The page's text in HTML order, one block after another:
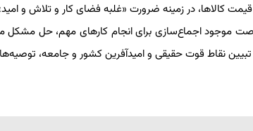
کالاها، در زمینه ضرورت «غلبه فضای کار و تلاش و
موجود اجماع‌سازی برای انجام کارهای مهم، حل مشکل
نقاط قوت حقیقی و امیدآفرین کشور و جامعه،